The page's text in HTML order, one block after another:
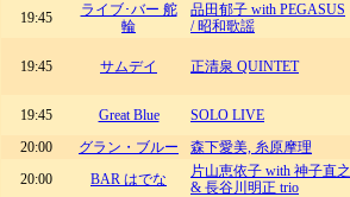
19:45
ライブ･バー 舵
輪
品田郁子 with PEGASUS
/ 昭和歌謡
19:45 サムデイ 正清泉 QUINTET
19:45
Great Blue SOLO LIVE
20:00
グラン・ブルー 森下愛美, 糸原摩理
20:00
BAR はでな
片山恵依子 with 神子直之
& 長谷川明正 trio